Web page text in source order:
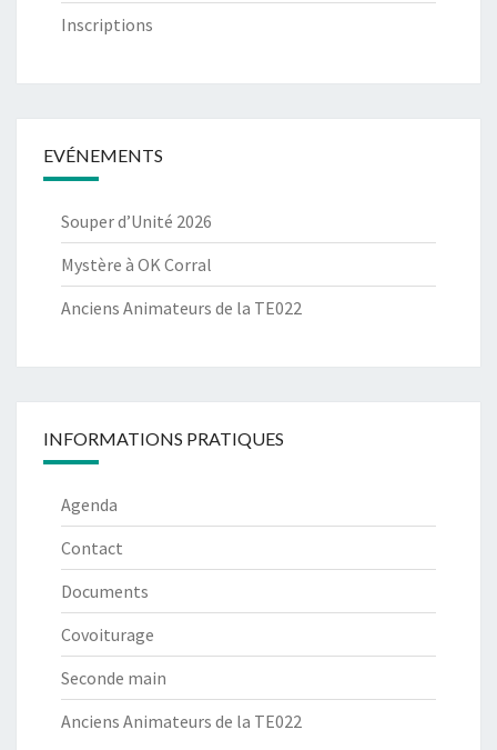
Inscriptions
EVÉNEMENTS
Souper d’Unité 2026
Mystère à OK Corral
Anciens Animateurs de la TE022
INFORMATIONS PRATIQUES
Agenda
Contact
Documents
Covoiturage
Seconde main
Anciens Animateurs de la TE022